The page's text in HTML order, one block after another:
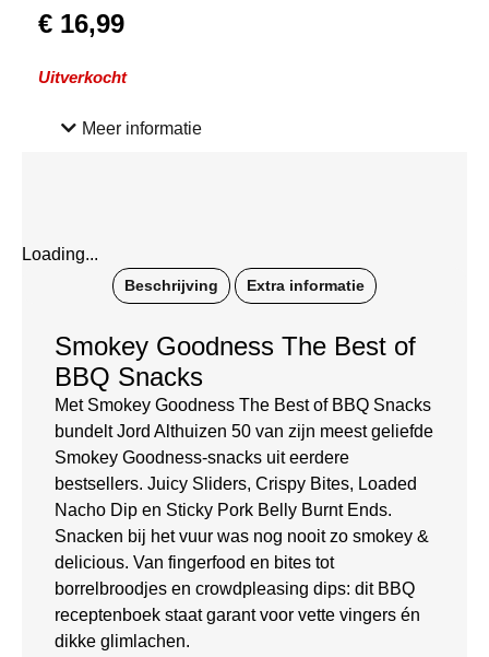
€ 16,99
Uitverkocht
Meer informatie
Loading...
Beschrijving Extra informatie
Smokey Goodness The Best of
BBQ Snacks
Met Smokey Goodness The Best of BBQ Snacks
bundelt Jord Althuizen 50 van zijn meest geliefde
Smokey Goodness-snacks uit eerdere
bestsellers. Juicy Sliders, Crispy Bites, Loaded
Nacho Dip en Sticky Pork Belly Burnt Ends.
Snacken bij het vuur was nog nooit zo smokey &
delicious. Van fingerfood en bites tot
borrelbroodjes en crowdpleasing dips: dit BBQ
receptenboek staat garant voor vette vingers én
dikke glimlachen.